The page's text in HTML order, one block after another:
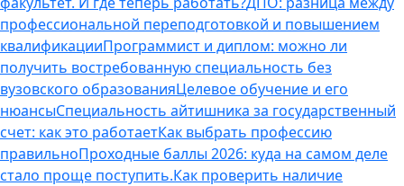
профессиональной переподготовкой и повышением
квалификацииПрограммист и диплом: можно ли
получить востребованную специальность без
вузовского образованияЦелевое обучение и его
нюансыСпециальность айтишника за государственный
счет: как это работаетКак выбрать профессию
правильноПроходные баллы 2026: куда на самом деле
стало проще поступить.Как проверить наличие